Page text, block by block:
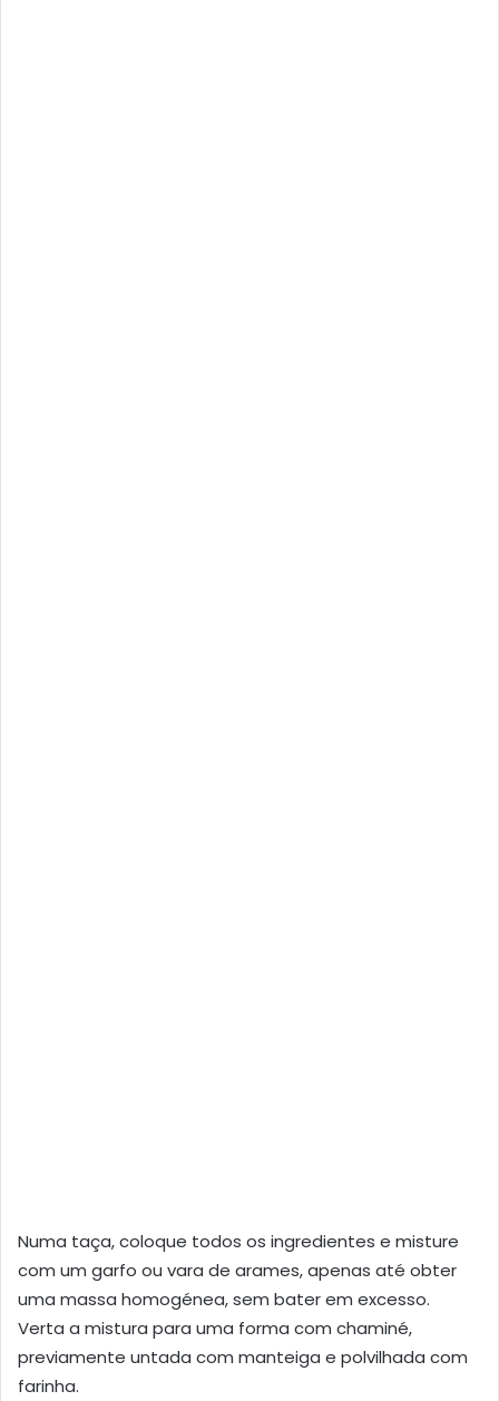
Numa taça, coloque todos os ingredientes e misture
com um garfo ou vara de arames, apenas até obter
uma massa homogénea, sem bater em excesso.
Verta a mistura para uma forma com chaminé,
previamente untada com manteiga e polvilhada com
farinha.